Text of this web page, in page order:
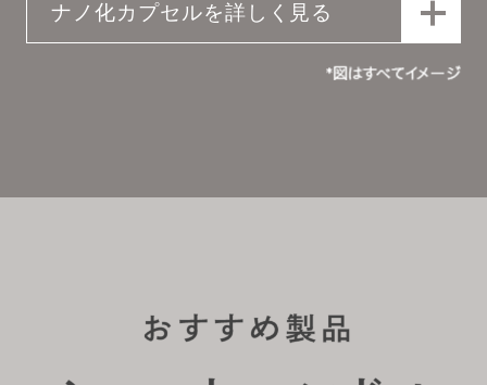
ナノ化カプセルを詳しく見る